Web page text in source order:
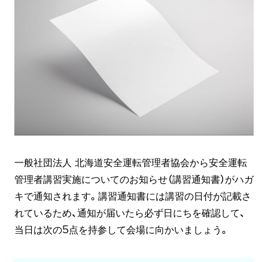
一般社団法人 北海道安全運転管理者協会から安全運転
管理者講習実施についてのお知らせ（講習通知書）がハガ
キで通知されます。講習通知書には講習の日付が記載さ
れているため、通知が届いたら必ず日にちを確認して、
当日は次の5点を持参して会場に向かいましょう。